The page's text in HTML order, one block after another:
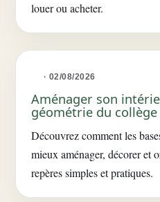
louer ou acheter.
· 02/08/2026
Aménager son
géométrie du collège
Découvrez comment les
mieux aménager, décorer et
repères simples et pratiques.